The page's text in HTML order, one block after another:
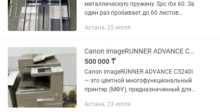
металлическую пружину. Spc rbx 60. За
один раз пробивает до 60 листов
хватает двух ножей. Отверстия
Астана, 25 июля
Canon imageRUNNER ADVANCE C5240i МФУ
500 000 ₸
Canon imageRUNNER ADVANCE C5240i
— это цветной многофункциональный
принтер (МФУ), предназначенный для
высокими объемами печати. Это
Астана, 23 июля